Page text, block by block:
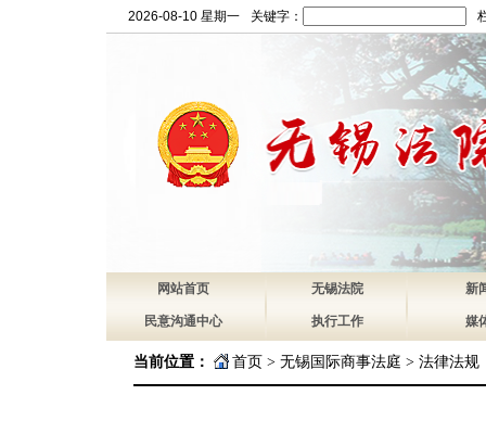
2026-08-10 星期一 关键字：
网站首页 无锡法院 新
民意沟通中心 执行工作 媒
当前位置： 首页 > 无锡国际商事法庭 > 法律法规